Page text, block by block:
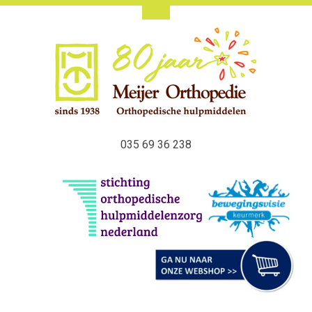
035 69 36 238